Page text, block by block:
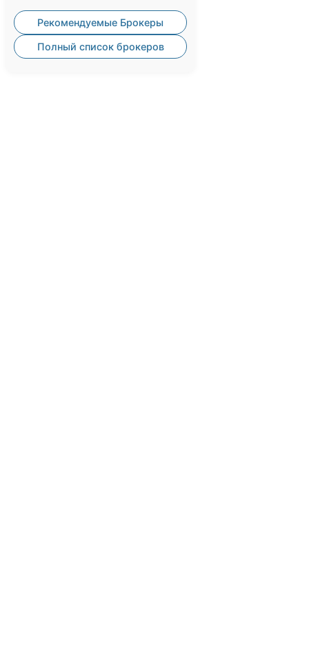
Рекомендуемые Брокеры
Полный список брокеров